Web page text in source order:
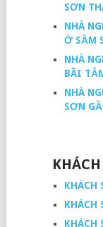
SƠN
NHÀ
Ở SẦM
NHÀ
BÃI
NHÀ
SƠN
KHÁCH
KHÁCH
KHÁCH